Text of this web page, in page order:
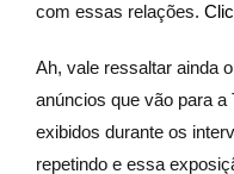
com essas relações.
Ah, vale ressaltar ainda
anúncios que vão para
exibidos durante os
repetindo e essa